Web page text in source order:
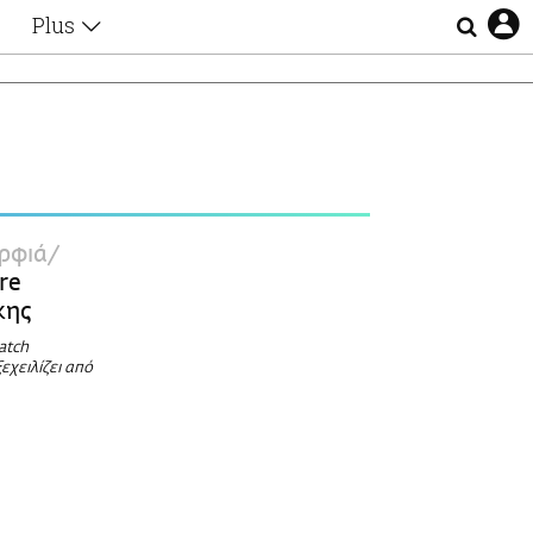
Plus
Οι Αθηναίοι
από